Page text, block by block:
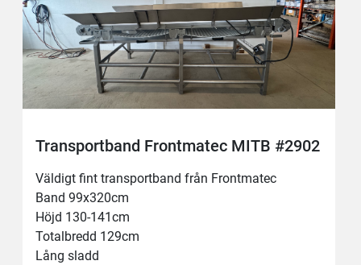
Transportband Frontmatec MITB #2902
Väldigt fint transportband från Frontmatec
Band 99x320cm
Höjd 130-141cm
Totalbredd 129cm
Lång sladd